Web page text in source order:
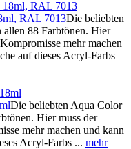
RAL 7013Die beliebten
88 Farbtönen. Hier
mehr machen
auf dieses Acryl-Farbs
Die beliebten Aqua Color
Hier muss der
mehr machen und kann
Acryl-Farbs ... mehr